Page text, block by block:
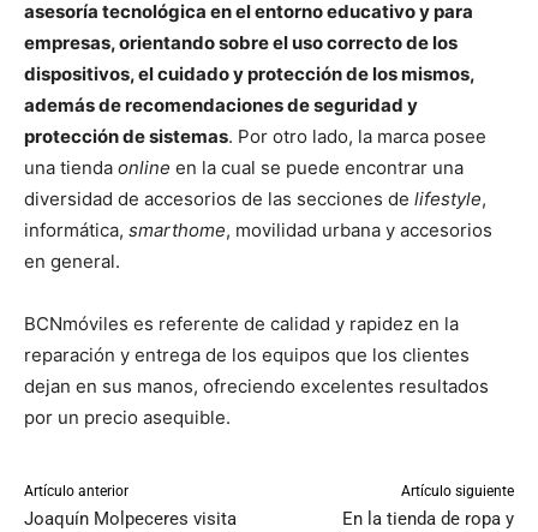
asesoría tecnológica en el entorno educativo y para
empresas, orientando sobre el uso correcto de los
dispositivos, el cuidado y protección de los mismos,
además de recomendaciones de seguridad y
protección de sistemas. Por otro lado, la marca posee
una tienda online en la cual se puede encontrar una
diversidad de accesorios de las secciones de lifestyle,
informática, smarthome, movilidad urbana y accesorios
en general.
BCNmóviles es referente de calidad y rapidez en la
reparación y entrega de los equipos que los clientes
dejan en sus manos, ofreciendo excelentes resultados
por un precio asequible.
Artículo anterior
Joaquín Molpeceres visita
Artículo siguiente
En la tienda de ropa y